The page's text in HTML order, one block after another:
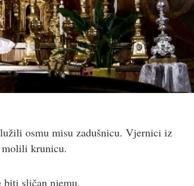
osmu misu zadušnicu. Vjernici iz
molili krunicu.
biti sličan njemu.